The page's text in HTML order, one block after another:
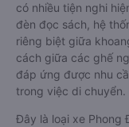
có nhiều tiện nghi
đèn đọc sách, hệ
riêng biệt giữa
cách giữa các ghế
đáp ứng được nhu
trong việc di chuyển.
Đây là loại xe Phong